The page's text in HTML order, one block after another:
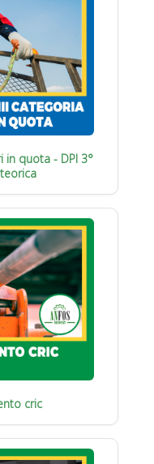
in quota - DPI 3°
cric